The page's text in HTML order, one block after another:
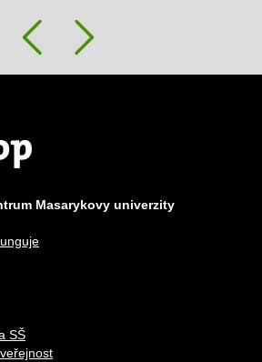
Předchozí
Masarykovy univerzity
SŠ